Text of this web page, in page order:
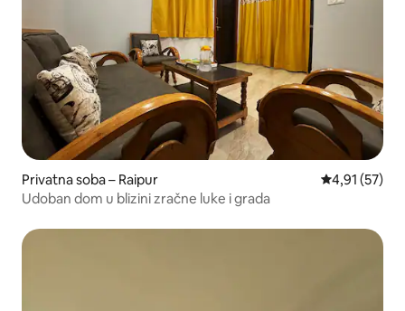
Privatna soba – Raipur Prosječna
4,91 (57)
Udoban dom u blizini zračne luke i grada